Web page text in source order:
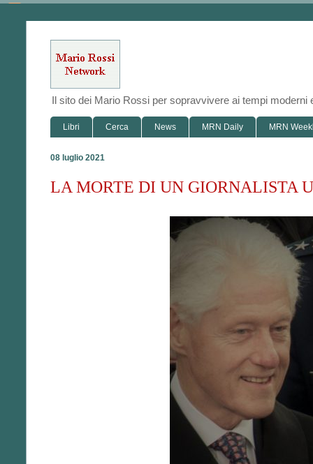
Il sito dei Mario Rossi per sopravvivere ai tempi moderni
Libri Cerca News MRN Daily MRN
08 luglio 2021
LA MORTE DI UN GIORNALISTA